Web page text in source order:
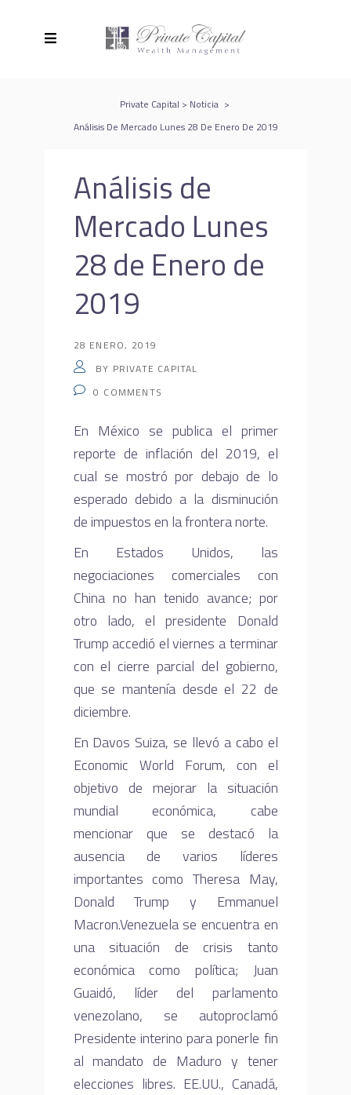
Private Capital > Noticia >
Análisis De Mercado Lunes 28 De Enero De 2019
Análisis de
Mercado Lunes
28 de Enero de
2019
28 ENERO, 2019
BY PRIVATE CAPITAL
0 COMMENTS
En México se publica el primer
reporte de inflación del 2019, el
cual se mostró por debajo de lo
esperado debido a la disminución
de impuestos en la frontera norte.
En Estados Unidos, las
negociaciones comerciales con
China no han tenido avance; por
otro lado, el presidente Donald
Trump accedió el viernes a terminar
con el cierre parcial del gobierno,
que se mantenía desde el 22 de
diciembre.
En Davos Suiza, se llevó a cabo el
Economic World Forum, con el
objetivo de mejorar la situación
mundial económica, cabe
mencionar que se destacó la
ausencia de varios líderes
importantes como Theresa May,
Donald Trump y Emmanuel
Macron.Venezuela se encuentra en
una situación de crisis tanto
económica como política; Juan
Guaidó, líder del parlamento
venezolano, se autoproclamó
Presidente interino para ponerle fin
al mandato de Maduro y tener
elecciones libres. EE.UU., Canadá,